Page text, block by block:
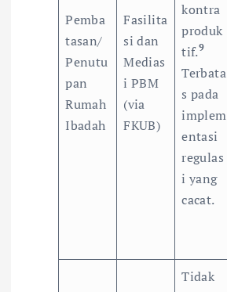
Pemba
tasan/
Penutu
pan
Rumah
Ibadah
Fasilita
si dan
Medias
i PBM
(via
FKUB)
kontra
produk
tif.9
Terbata
s pada
implem
entasi
regulas
i yang
cacat.
Tidak